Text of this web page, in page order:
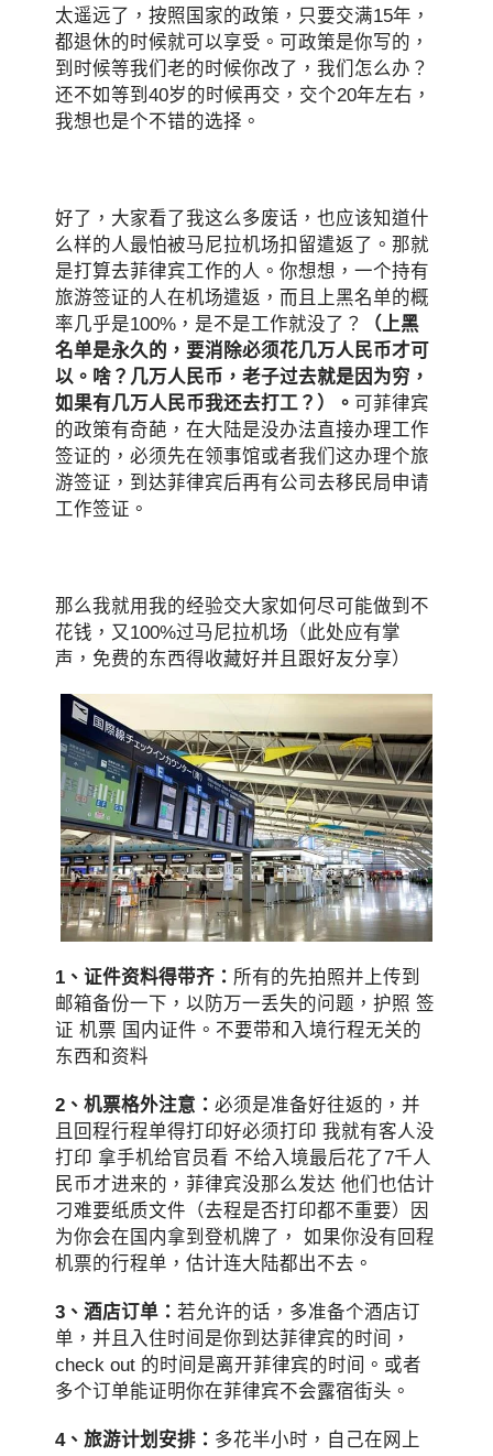
太遥远了，按照国家的政策，只要交满15年，
都退休的时候就可以享受。可政策是你写的，
到时候等我们老的时候你改了，我们怎么办？
还不如等到40岁的时候再交，交个20年左右，
我想也是个不错的选择。
好了，大家看了我这么多废话，也应该知道什
么样的人最怕被马尼拉机场扣留遣返了。那就
是打算去菲律宾工作的人。你想想，一个持有
旅游签证的人在机场遣返，而且上黑名单的概
率几乎是100%，是不是工作就没了？
（上黑
名单是永久的，要消除必须花几万人民币才可
以。啥？几万人民币，老子过去就是因为穷，
如果有几万人民币我还去打工？）。 可菲律宾
的政策有奇葩，在大陆是没办法直接办理工作
签证的，必须先在领事馆或者我们这办理个旅
游签证，到达菲律宾后再有公司去移民局申请
工作签证。
那么我就用我的经验交大家如何尽可能做到不
花钱，又100%过马尼拉机场（此处应有掌
声，免费的东西得收藏好并且跟好友分享）
1、证件资料得带齐： 所有的先拍照并上传到
邮箱备份一下，以防万一丢失的问题，护照 签
证 机票 国内证件。不要带和入境行程无关的
东西和资料
2、机票格外注意：必须是准备好往返的，并
且回程行程单得打印好必须打印 我就有客人没
打印 拿手机给官员看 不给入境最后花了7千人
民币才进来的，菲律宾没那么发达 他们也估计
刁难要纸质文件（去程是否打印都不重要）因
为你会在国内拿到登机牌了， 如果你没有回程
机票的行程单，估计连大陆都出不去。
3、酒店订单： 若允许的话，多准备个酒店订
单，并且入住时间是你到达菲律宾的时间，
check out 的时间是离开菲律宾的时间。或者
多个订单能证明你在菲律宾不会露宿街头。
4、旅游计划安排： 多花半小时，自己在网上